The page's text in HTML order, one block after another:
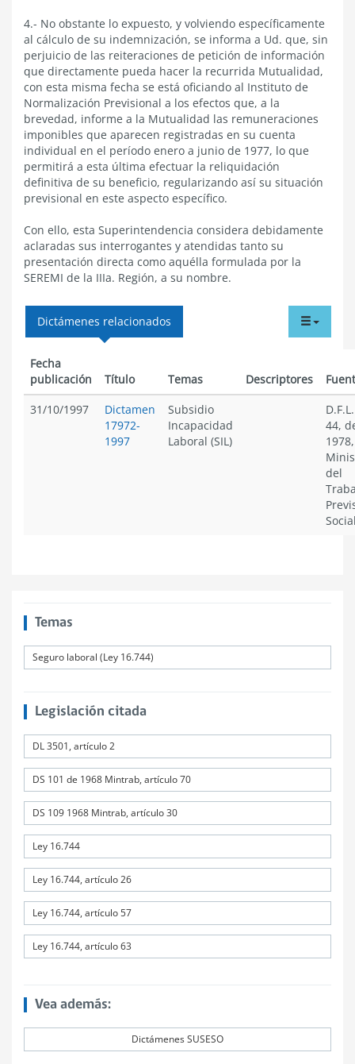
4.- No obstante lo expuesto, y volviendo específicamente
al cálculo de su indemnización, se informa a Ud. que, sin
perjuicio de las reiteraciones de petición de información
que directamente pueda hacer la recurrida Mutualidad,
con esta misma fecha se está oficiando al Instituto de
Normalización Previsional a los efectos que, a la
brevedad, informe a la Mutualidad las remuneraciones
imponibles que aparecen registradas en su cuenta
individual en el período enero a junio de 1977, lo que
permitirá a esta última efectuar la reliquidación
definitiva de su beneficio, regularizando así su situación
previsional en este aspecto específico.
Con ello, esta Superintendencia considera debidamente
aclaradas sus interrogantes y atendidas tanto su
presentación directa como aquélla formulada por la
SEREMI de la IIIa. Región, a su nombre.
menu
Dictámenes relacionados
Fecha
publicación
Título Temas Descriptores
31/10/1997
Dictamen
17972-
1997
Subsidio
Incapacidad
Laboral (SIL)
44,
del
Temas
Seguro laboral (Ley 16.744)
Legislación citada
DL 3501, artículo 2
DS 101 de 1968 Mintrab, artículo 70
DS 109 1968 Mintrab, artículo 30
Ley 16.744
Ley 16.744, artículo 26
Ley 16.744, artículo 57
Ley 16.744, artículo 63
Vea además:
Dictámenes SUSESO